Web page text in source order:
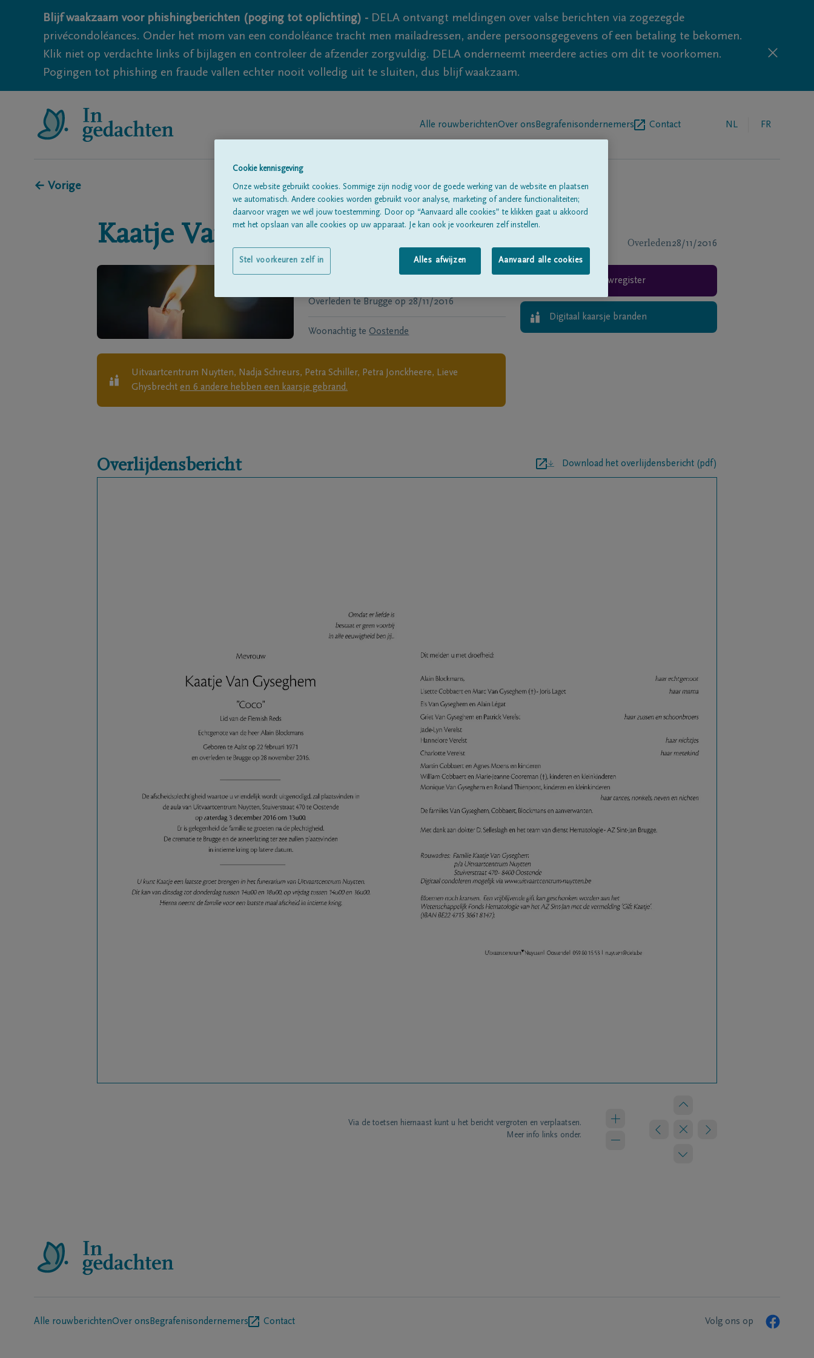
Blijf waakzaam voor phishingberichten (poging tot oplichting) - DELA ontvangt meldingen over valse berichten via zogezegde
privécondoléances. Onder het mom van een condoléance tracht men mailadressen, andere persoonsgegevens of een betaling te bekomen.
Klik niet op verdachte links of bijlagen en controleer de afzender zorgvuldig. DELA onderneemt meerdere acties om dit te voorkomen.
Pogingen tot phishing en fraude vallen echter nooit volledig uit te sluiten, dus blijf waakzaam.
Alle rouwberichtenOver ons Begrafenisondernemers Contact NL FR
← Vorige
Kaatje Van Gyseghem Overleden28/11/2016
Geboren te 22/02/1971
Overleden te Brugge op 28/11/2016
Woonachtig te Oostende
Uitvaartcentrum Nuytten, Nadja Schreurs, Petra Schiller, Petra Jonckheere, Lieve
Ghysbrecht en 6 andere hebben een kaarsje gebrand.
Rouwregister
Digitaal kaarsje branden
Overlijdensbericht Download het overlijdensbericht (pdf)
Via de toetsen hiernaast kunt u het bericht vergroten en verplaatsen.
Meer info links onder.
Alle rouwberichtenOver ons Begrafenisondernemers Contact Volg ons op
Cookie kennisgeving
Onze website gebruikt cookies. Sommige zijn nodig voor de goede werking van de website en plaatsen
we automatisch. Andere cookies worden gebruikt voor analyse, marketing of andere functionaliteiten;
daarvoor vragen we wél jouw toestemming. Door op “Aanvaard alle cookies” te klikken gaat u akkoord
met het opslaan van alle cookies op uw apparaat. Je kan ook je voorkeuren zelf instellen.
Alles afwijzen Aanvaard alle cookies
Stel voorkeuren zelf in